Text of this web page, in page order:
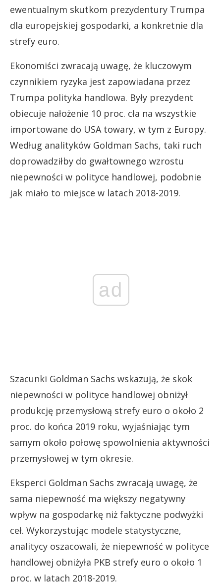
ewentualnym skutkom prezydentury Trumpa
dla europejskiej gospodarki, a konkretnie dla
strefy euro.
Ekonomiści zwracają uwagę, że kluczowym
czynnikiem ryzyka jest zapowiadana przez
Trumpa polityka handlowa. Były prezydent
obiecuje nałożenie 10 proc. cła na wszystkie
importowane do USA towary, w tym z Europy.
Według analityków Goldman Sachs, taki ruch
doprowadziłby do gwałtownego wzrostu
niepewności w polityce handlowej, podobnie
jak miało to miejsce w latach 2018-2019.
ad
Szacunki Goldman Sachs wskazują, że skok
niepewności w polityce handlowej obniżył
produkcję przemysłową strefy euro o około 2
proc. do końca 2019 roku, wyjaśniając tym
samym około połowę spowolnienia aktywności
przemysłowej w tym okresie.
Eksperci Goldman Sachs zwracają uwagę, że
sama niepewność ma większy negatywny
wpływ na gospodarkę niż faktyczne podwyżki
ceł. Wykorzystując modele statystyczne,
analitycy oszacowali, że niepewność w polityce
handlowej obniżyła PKB strefy euro o około 1
proc. w latach 2018-2019.